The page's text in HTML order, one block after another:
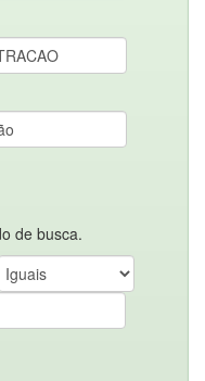
de busca.